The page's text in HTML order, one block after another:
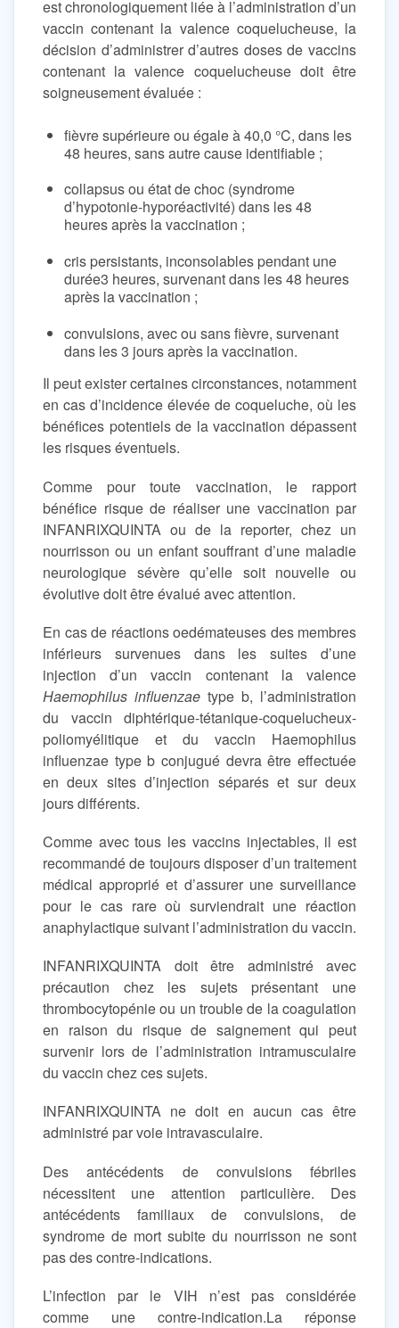
est chronologiquement liée à l’administration d’un
vaccin contenant la valence coquelucheuse, la
décision d’administrer d’autres doses de vaccins
contenant la valence coquelucheuse doit être
soigneusement évaluée :
fièvre supérieure ou égale à 40,0 °C, dans les
48 heures, sans autre cause identifiable ;
collapsus ou état de choc (syndrome
d’hypotonie-hyporéactivité) dans les 48
heures après la vaccination ;
cris persistants, inconsolables pendant une
durée3 heures, survenant dans les 48 heures
après la vaccination ;
convulsions, avec ou sans fièvre, survenant
dans les 3 jours après la vaccination.
Il peut exister certaines circonstances, notamment
en cas d’incidence élevée de coqueluche, où les
bénéfices potentiels de la vaccination dépassent
les risques éventuels.
Comme pour toute vaccination, le rapport
bénéfice risque de réaliser une vaccination par
INFANRIXQUINTA ou de la reporter, chez un
nourrisson ou un enfant souffrant d’une maladie
neurologique sévère qu’elle soit nouvelle ou
évolutive doit être évalué avec attention.
En cas de réactions oedémateuses des membres
inférieurs survenues dans les suites d’une
injection d’un vaccin contenant la valence
Haemophilus influenzae type b, l’administration
du vaccin diphtérique-tétanique-coquelucheux-
poliomyélitique et du vaccin Haemophilus
influenzae type b conjugué devra être effectuée
en deux sites d’injection séparés et sur deux
jours différents.
Comme avec tous les vaccins injectables, il est
recommandé de toujours disposer d’un traitement
médical approprié et d’assurer une surveillance
pour le cas rare où surviendrait une réaction
anaphylactique suivant l’administration du vaccin.
INFANRIXQUINTA doit être administré avec
précaution chez les sujets présentant une
thrombocytopénie ou un trouble de la coagulation
en raison du risque de saignement qui peut
survenir lors de l’administration intramusculaire
du vaccin chez ces sujets.
INFANRIXQUINTA ne doit en aucun cas être
administré par voie intravasculaire.
Des antécédents de convulsions fébriles
nécessitent une attention particulière. Des
antécédents familiaux de convulsions, de
syndrome de mort subite du nourrisson ne sont
pas des contre-indications.
L’infection par le VIH n’est pas considérée
comme une contre-indication.La réponse